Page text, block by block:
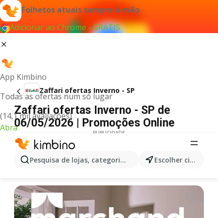
Folhetos atuais sempre à mão
Adicionar ao Chrome - GRÁTIS
App Kimbino
Todas as ofertas num só lugar
(14,1 mil avaliações)
Abra
Pesquisa de lojas, categorias,produtos... Escolher cidade
Zaffari ofertas Inverno - SP
Zaffari ofertas Inverno - SP de
06/05/2026 | Promoções Online
PUBLICIDADE